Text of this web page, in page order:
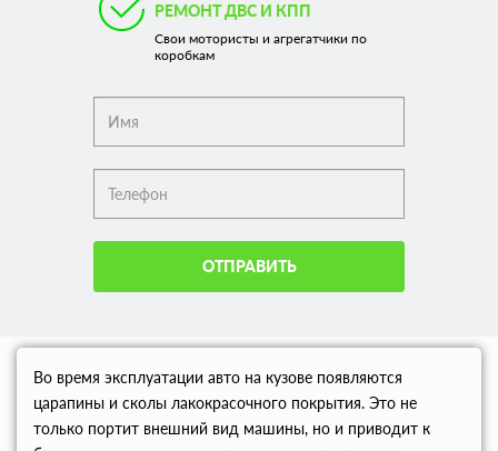
РЕМОНТ ДВС И КПП
Свои мотористы и агрегатчики по
коробкам
ОТПРАВИТЬ
Во время эксплуатации авто на кузове появляются
царапины и сколы лакокрасочного покрытия. Это не
только портит внешний вид машины, но и приводит к